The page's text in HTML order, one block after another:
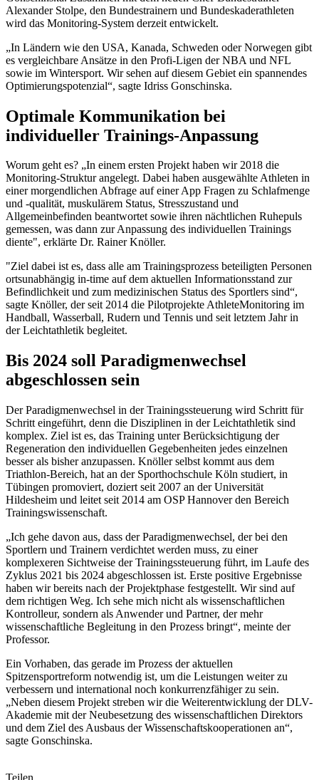
Alexander Stolpe, den Bundestrainern und Bundeskaderathleten
wird das Monitoring-System derzeit entwickelt.
„In Ländern wie den USA, Kanada, Schweden oder Norwegen gibt
es vergleichbare Ansätze in den Profi-Ligen der NBA und NFL
sowie im Wintersport. Wir sehen auf diesem Gebiet ein spannendes
Optimierungspotenzial“, sagte Idriss Gonschinska.
Optimale Kommunikation bei
individueller Trainings-Anpassung
Worum geht es? „In einem ersten Projekt haben wir 2018 die
Monitoring-Struktur angelegt. Dabei haben ausgewählte Athleten in
einer morgendlichen Abfrage auf einer App Fragen zu Schlafmenge
und -qualität, muskulärem Status, Stresszustand und
Allgemeinbefinden beantwortet sowie ihren nächtlichen Ruhepuls
gemessen, was dann zur Anpassung des individuellen Trainings
diente", erklärte Dr. Rainer Knöller.
"Ziel dabei ist es, dass alle am Trainingsprozess beteiligten Personen
ortsunabhängig in-time auf dem aktuellen Informationsstand zur
Befindlichkeit und zum medizinischen Status des Sportlers sind“,
sagte Knöller, der seit 2014 die Pilotprojekte AthleteMonitoring im
Handball, Wasserball, Rudern und Tennis und seit letztem Jahr in
der Leichtathletik begleitet.
Bis 2024 soll Paradigmenwechsel
abgeschlossen sein
Der Paradigmenwechsel in der Trainingssteuerung wird Schritt für
Schritt eingeführt, denn die Disziplinen in der Leichtathletik sind
komplex. Ziel ist es, das Training unter Berücksichtigung der
Regeneration den individuellen Gegebenheiten jedes einzelnen
besser als bisher anzupassen. Knöller selbst kommt aus dem
Triathlon-Bereich, hat an der Sporthochschule Köln studiert, in
Tübingen promoviert, doziert seit 2007 an der Universität
Hildesheim und leitet seit 2014 am OSP Hannover den Bereich
Trainingswissenschaft.
„Ich gehe davon aus, dass der Paradigmenwechsel, der bei den
Sportlern und Trainern verdichtet werden muss, zu einer
komplexeren Sichtweise der Trainingssteuerung führt, im Laufe des
Zyklus 2021 bis 2024 abgeschlossen ist. Erste positive Ergebnisse
haben wir bereits nach der Projektphase festgestellt. Wir sind auf
dem richtigen Weg. Ich sehe mich nicht als wissenschaftlichen
Kontrolleur, sondern als Anwender und Partner, der mehr
wissenschaftliche Begleitung in den Prozess bringt“, meinte der
Professor.
Ein Vorhaben, das gerade im Prozess der aktuellen
Spitzensportreform notwendig ist, um die Leistungen weiter zu
verbessern und international noch konkurrenzfähiger zu sein.
„Neben diesem Projekt streben wir die Weiterentwicklung der DLV-
Akademie mit der Neubesetzung des wissenschaftlichen Direktors
und dem Ziel des Ausbaus der Wissenschaftskooperationen an“,
sagte Gonschinska.